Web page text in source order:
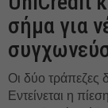
σήμα για
Οι δύο τράπεζες
Εντείνεται η